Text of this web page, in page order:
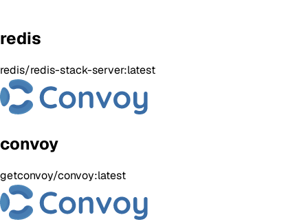
redis
redis/redis-stack-server:latest
convoy
getconvoy/convoy:latest